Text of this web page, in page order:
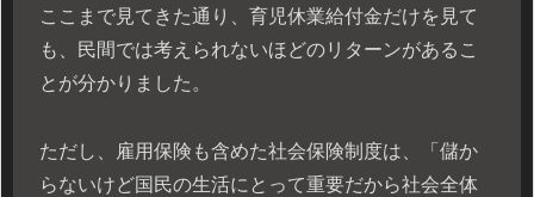
ここまで見てきた通り、育児休業給付金だけを見て
も、民間では考えられないほどのリターンがあるこ
とが分かりました。
ただし、雇用保険も含めた社会保険制度は、「儲か
らないけど国民の生活にとって重要だから社会全体